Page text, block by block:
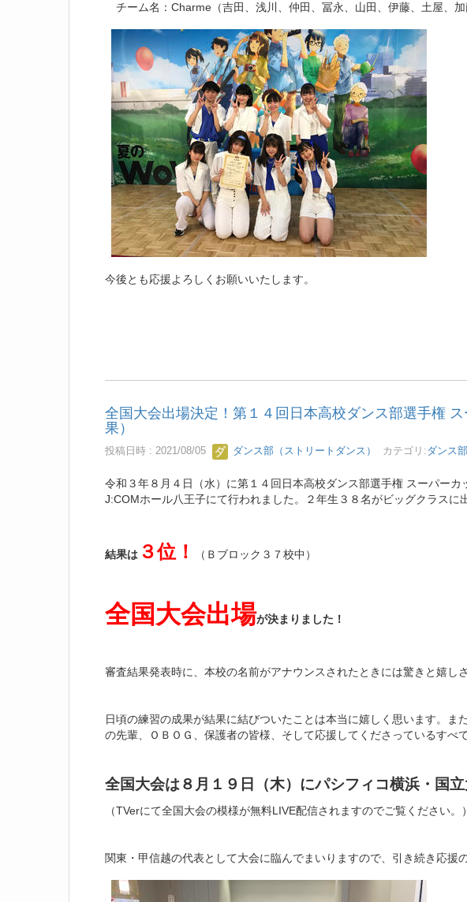
チーム名：Charme（吉田、浅川、仲田、冨永、山田、伊藤、土屋、加
今後とも応援よろしくお願いいたします。
全国大会出場決定！第１４回日本高校ダンス部選手権
果）
投稿日時 : 2021/08/05 ダンス部（ストリートダンス） カテゴリ:ダンス
令和３年８月４日（水）に第１４回日本高校ダンス部選手権 スーパー
J:COMホール八王子にて行われました。２年生３８名がビッグクラスに
結果は ３位 ！ （Ｂブロック３７校中）
全国大会出場が決まりました！
審査結果発表時に、本校の名前がアナウンスされたときには驚きと嬉し
日頃の練習の成果が結果に結びついたことは本当に嬉しく思います。ま
の先輩、ＯＢＯＧ、保護者の皆様、そして応援してくださっているすべ
全国大会は８月１９日（木）にパシフィコ横浜・国
（TVerにて全国大会の模様が無料LIVE配信されますのでご覧ください。）
関東・甲信越の代表として大会に臨んでまいりますので、引き続き応援